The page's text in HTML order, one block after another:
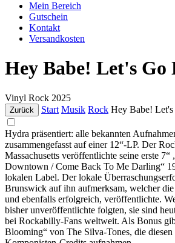
Mein Bereich
Gutschein
Kontakt
Versandkosten
Hey Babe! Let's Go
Vinyl Rock 2025
Zurück Start Musik Rock Hey Babe!
Hydra präsentiert: alle bekannten
zusammengefasst auf einer 12“-LP. Der
Massachusetts veröffentlichte seine erste
Downtown / Come Back To Me Darling“
lokalen Label. Der lokale
Brunswick auf ihn aufmerksam, welcher
und ebenfalls erfolgreich, veröffentlichte.
bisher unveröffentlichte folgten, sie sind
bei Rockabilly-Fans weltweit. Als Bonus
Blooming“ von The Silva-Tones, die